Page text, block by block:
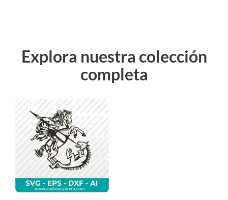
Explora nuestra colección
completa